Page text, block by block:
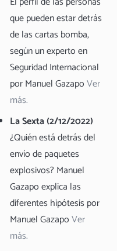
que pueden estar detrás
de las cartas bomba,
según un experto en
Seguridad Internacional
por Manuel GazapoVer
más.
La Sexta (2/12/2022)
¿Quién está detrás del
envío de paquetes
explosivos? Manuel
Gazapo explica las
diferentes hipótesis por
Manuel GazapoVer
más.